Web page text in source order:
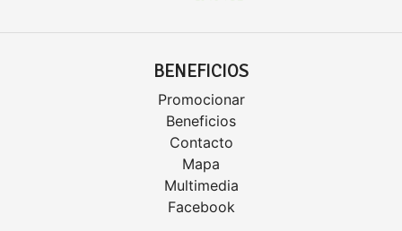
BENEFICIOS
Promocionar
Beneficios
Contacto
Mapa
Multimedia
Facebook